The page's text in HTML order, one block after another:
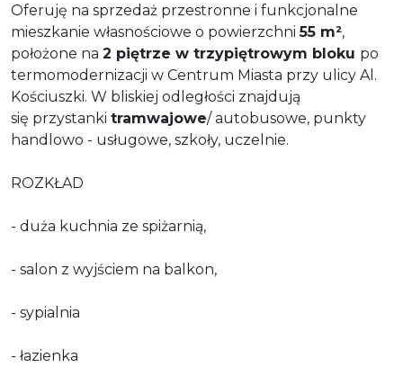
Oferuję na sprzedaż przestronne i funkcjonalne
mieszkanie własnościowe o powierzchni55 m²,
położone na 2 piętrze w trzypiętrowym bloku po
termomodernizacji w Centrum Miasta przy ulicy Al.
Kościuszki. W bliskiej odległości znajdują
się przystanki tramwajowe/ autobusowe, punkty
handlowo - usługowe, szkoły, uczelnie.
ROZKŁAD
- duża kuchnia ze spiżarnią,
- salon z wyjściem na balkon,
- sypialnia
- łazienka